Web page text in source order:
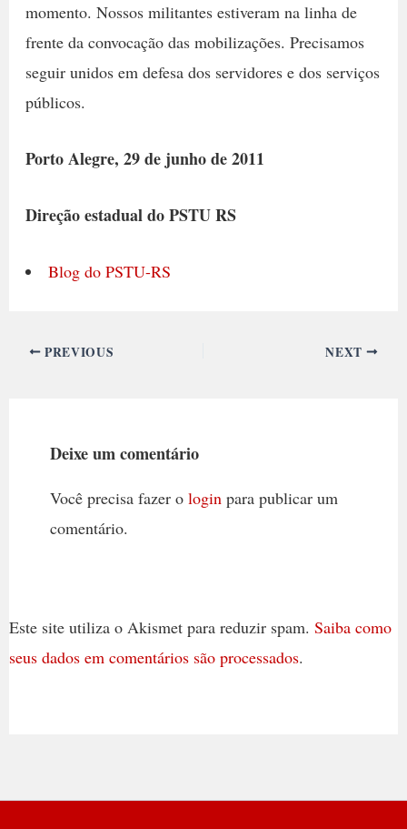
momento. Nossos militantes estiveram na linha de
frente da convocação das mobilizações. Precisamos
seguir unidos em defesa dos servidores e dos serviços
públicos.
Porto Alegre, 29 de junho de 2011
Direção estadual do PSTU RS
Blog do PSTU-RS
PREVIOUS NEXT
Deixe um comentário
Você precisa fazer o loginpara publicar um
comentário.
Este site utiliza o Akismet para reduzir spam. Saiba como
seus dados em comentários são processados.